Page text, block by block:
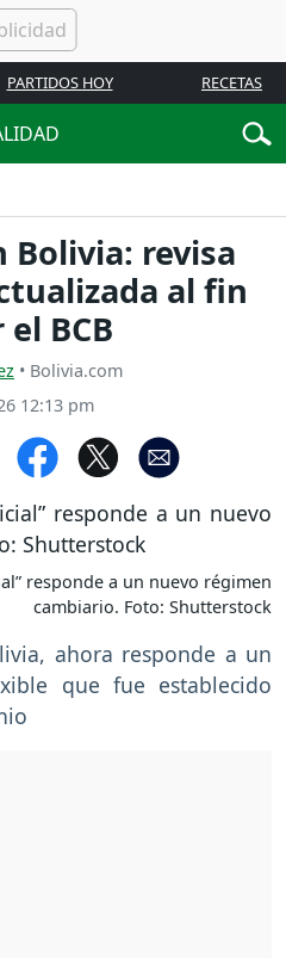
PARTIDOS HOY RECETAS
Bolivia: revisa
al fin
BCB
• Bolivia.com
12:13 pm
responde a un nuevo régimen
cambiario. Foto: Shutterstock
ahora responde a un
que fue establecido